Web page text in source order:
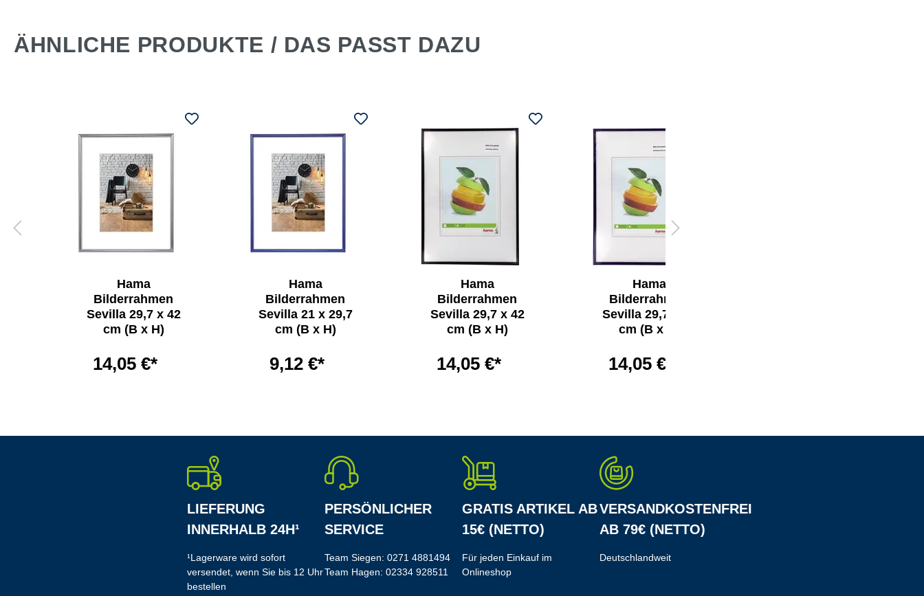
ÄHNLICHE PRODUKTE / DAS PASST DAZU
Hama
Bilderrahmen
Sevilla 29,7 x 42
cm (B x H)
14,05 €*
Hama
Bilderrahmen
Sevilla 21 x 29,7
cm (B x H)
9,12 €*
Hama
Bilderrahmen
Sevilla 29,7 x 42
cm (B x H)
14,05 €*
Hama
Bilderrahmen
Sevilla 29,7 x 42
cm (B x H)
14,05 €*
LIEFERUNG
INNERHALB 24H¹
¹Lagerware wird sofort
versendet, wenn Sie bis 12 Uhr
bestellen
PERSÖNLICHER
SERVICE
Team Siegen: 0271 4881494
Team Hagen: 02334 928511
GRATIS ARTIKEL AB
15€ (NETTO)
Für jeden Einkauf im
Onlineshop
VERSANDKOSTENFREI
AB 79€ (NETTO)
Deutschlandweit